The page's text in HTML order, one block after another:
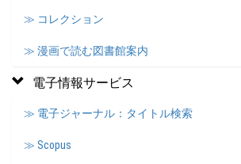
≫ コレクション
≫ 漫画で読む図書館案内
電子情報サービス
≫ 電子ジャーナル：タイトル検索
≫ Scopus